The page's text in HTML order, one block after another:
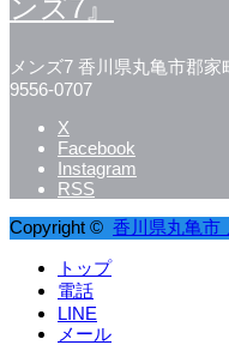
メンズ7 香川県丸亀市郡家
9556-0707
X
Facebook
Instagram
RSS
Copyright © 香川県丸亀市
トップ
電話
LINE
メール